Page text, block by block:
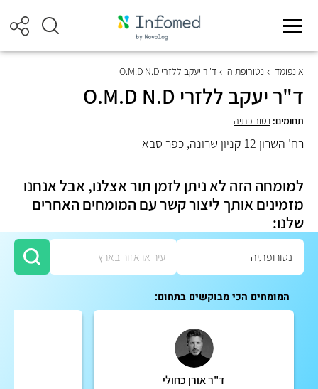
אינפומד נטורופתיה ד"ר יעקב ללזרי O.M.D N.D
ד"ר יעקב ללזרי O.M.D N.D
תחומים: נטורופתיה
רח' השרון 12 קניון שרונה, כפר סבא
למומחה הזה לא ניתן לזמן תור אצלנו, אבל אנחנו
מזמינים אותך ליצור קשר עם המומחים האחרים
שלנו:
המומחים הכי מבוקשים בתחום:
ד"ר אורן כחולי